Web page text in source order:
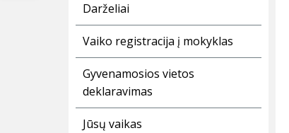
Darželiai
Vaiko registracija į mokyklas
Gyvenamosios vietos
deklaravimas
Jūsų vaikas